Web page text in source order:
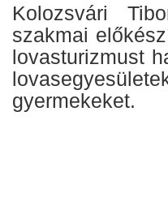
Kolozsvári
szakmai
lovasturizmust
gyermekeket.